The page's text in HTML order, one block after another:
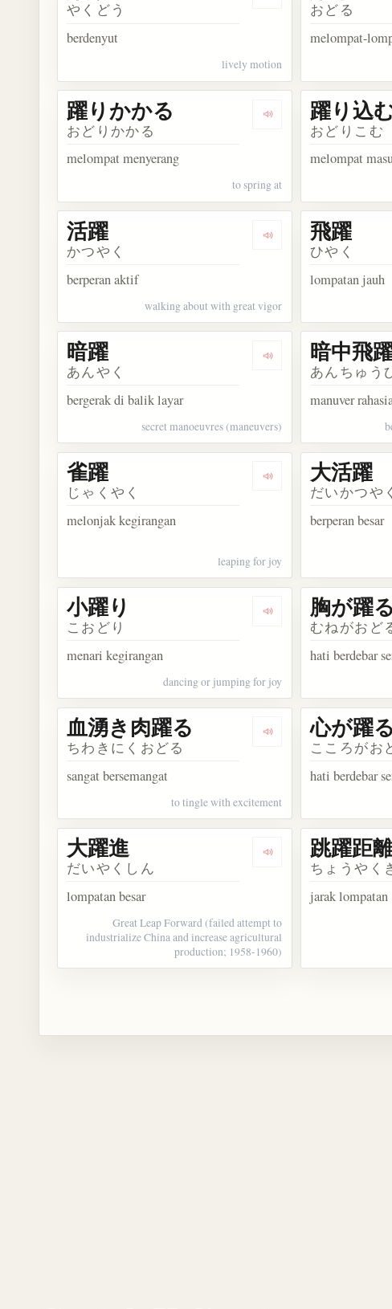
やくどう
berdenyut
lively motion
おどる
melompat-
Dengarkan kosakata 躍
躍りかかる
おどりかかる
melompat menyerang
to spring at
躍り込
おどりこむ
melompat
Dengarkan kosakata 活躍
活躍
かつやく
berperan aktif
walking about with great vigor
飛躍
ひやく
lompatan jauh
Dengarkan kosakata 暗
暗躍
あんやく
bergerak di balik layar
secret manoeuvres (maneuvers)
暗中飛
あんちゅう
manuver
Dengarkan kosakata 雀躍
雀躍
じゃくやく
melonjak kegirangan
leaping for joy
大活躍
だいかつやく
berperan besar
Dengarkan kosakata 小
小躍り
こおどり
menari kegirangan
dancing or jumping for joy
胸が躍る
むねがおど
hati berdebar
Dengarkan kosakata 血
血湧き肉躍る
ちわきにくおどる
sangat bersemangat
to tingle with excitement
心が躍る
こころがお
hati berdebar
Dengarkan kosakata 大
大躍進
だいやくしん
lompatan besar
Great Leap Forward (failed attempt to
industrialize China and increase agricultural
production; 1958-1960)
跳躍距
ちょうやく
jarak lompatan